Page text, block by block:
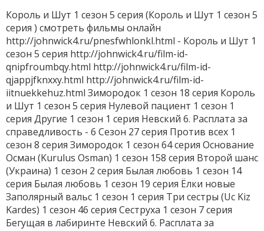
Король и Шут 1 сезон 5 серия (Король и Шут 1 сезон 5
серия ) смотреть фильмы онлайн
http://johnwick4.ru/pnesfwhlonkl.html - Король и Шут 1
сезон 5 серия http://johnwick4.ru/film-id-
qnipfroumbqy.html http://johnwick4.ru/film-id-
qjappjfknxxy.html http://johnwick4.ru/film-id-
iitnuekkehuz.html Зимородок 1 сезон 18 серия Король
и Шут 1 сезон 5 серия Нулевой пациент 1 сезон 1
серия Другие 1 сезон 1 серия Невский 6. Расплата за
справедливость - 6 Сезон 27 серия Против всех 1
сезон 8 серия Зимородок 1 сезон 64 серия Основание
Осман (Kurulus Osman) 1 сезон 158 серия Второй шанс
(Украина) 1 сезон 2 серия Былая любовь 1 сезон 14
серия Былая любовь 1 сезон 19 серия Ёлки новые
Заполярный вальс 1 сезон 1 серия Три сестры (Uc Kiz
Kardes) 1 сезон 46 серия Сеструха 1 сезон 7 серия
Бегущая в лабиринте Невский 6. Расплата за